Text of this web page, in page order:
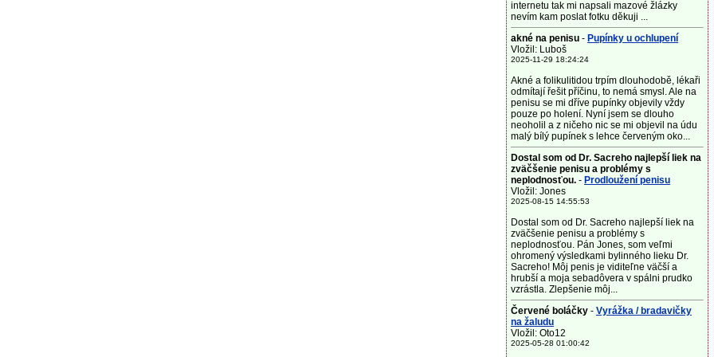
internetu tak mi napsali mazové žlázky
nevím kam poslat fotku děkuji ...
akné na penisu - Pupínky u ochlupení
Vložil: Luboš
2025-11-29 18:24:24
Akné a folikulitidou trpím dlouhodobě, lékaři
odmítají řešit příčinu, to nemá smysl. Ale na
penisu se mi dříve pupínky objevily vždy
pouze po holení. Nyní jsem se dlouho
neoholil a z ničeho nic se mi objevil na údu
malý bílý pupínek s lehce červeným oko...
Dostal som od Dr. Sacreho najlepší liek na
zväčšenie penisu a problémy s
neplodnosťou. - Prodloužení penisu
Vložil: Jones
2025-08-15 14:55:53
Dostal som od Dr. Sacreho najlepší liek na
zväčšenie penisu a problémy s
neplodnosťou. Pán Jones, som veľmi
ohromený výsledkami bylinného lieku Dr.
Sacreho! Môj penis je viditeľne väčší a
hrubší a moja sebadôvera v spálni prudko
vzrástla. Zlepšenie môj...
Červené boláčky - Vyrážka / bradavičky
na žaludu
Vložil: Oto12
2025-05-28 01:00:42